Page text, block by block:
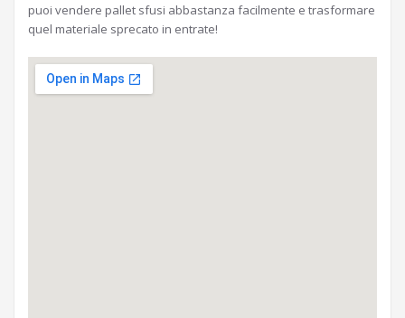
puoi vendere pallet sfusi abbastanza facilmente e trasformare
quel materiale sprecato in entrate!